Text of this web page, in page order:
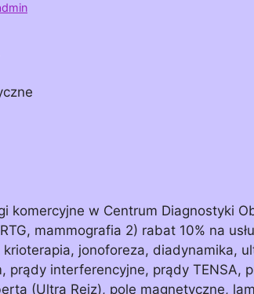
komercyjne w Centrum Diagnostyki
mammografia 2) rabat 10% na
krioterapia, jonoforeza, diadynamika,
prądy interferencyjne, prądy TENSA,
(Ultra Reiz), pole magnetyczne,